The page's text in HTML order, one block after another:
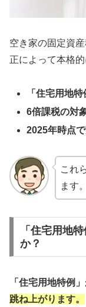
空き家の固定資
正によって本格的
「住宅用地
6倍課税の対
2025年時点
これ
ます。
「住宅用地
か？
「住宅用地特例
跳ね上がります。